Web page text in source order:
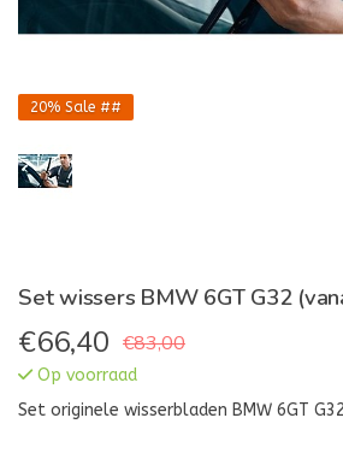
20% Sale ##
Set wissers BMW 6GT G32
€66,40 €83,00
Op voorraad
Set originele wisserbladen BMW 6GT G32